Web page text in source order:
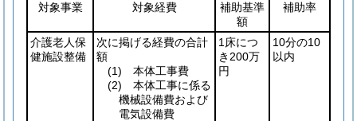
対象事業
対象経費
補助基準
額
補助率
介護老人保
健施設整備
次に掲げる経費の合計
額
(1) 本体工事費
(2) 本体工事に係る
機械設備費および
電気設備費
1床につ
き200万
円
10分の10
以内